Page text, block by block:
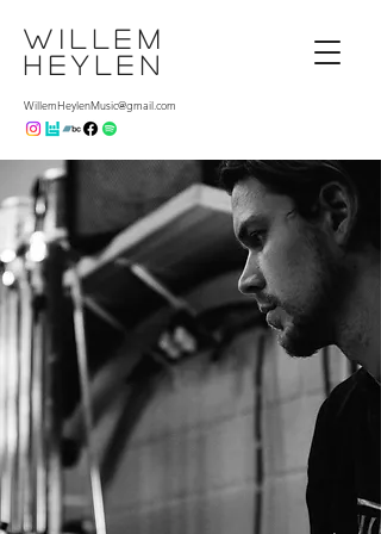
Willem
Heylen
WillemHeylenMusic@gmail.com